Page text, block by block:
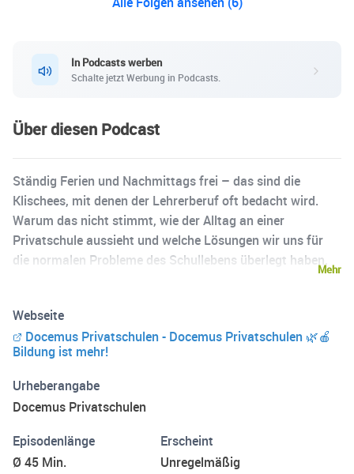
In Podcasts werben
Schalte jetzt Werbung in Podcasts.
Über diesen Podcast
Ständig Ferien und Nachmittags frei – das sind die
Klischees, mit denen der Lehrerberuf oft bedacht wird.
Warum das nicht stimmt, wie der Alltag an einer
Privatschule aussieht und welche Lösungen wir uns für
die normalen Probleme des Schullebens überlegt haben,
Lemke und Marlene Schladebach und sprechen
regelmäßig mit spannenden Gästen über unseren Arbeits-
und Schulalltag sowie all die Themen, die unsere
Gesellschaft rund ums Thema Schule umtreiben. Intro-
Musik © AlexiAction
Mehr
Webseite
Docemus Privatschulen - Docemus Privatschulen 🌿🍎
Bildung ist mehr!
Urheberangabe
Docemus Privatschulen
Episodenlänge
Ø 45 Min.
Erscheint
Unregelmäßig